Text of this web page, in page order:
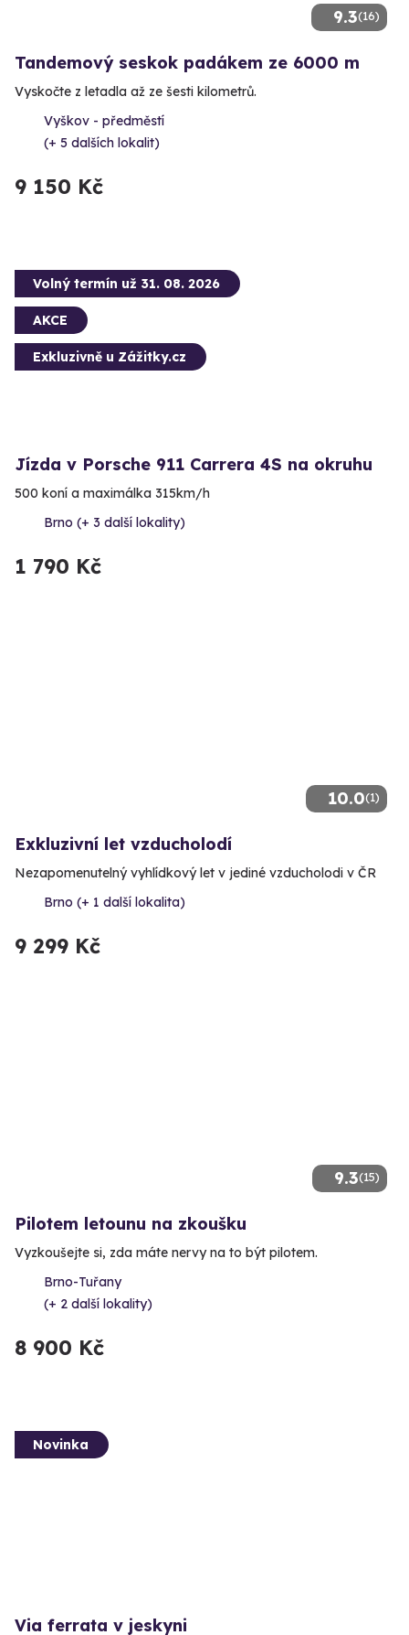
9.3(16)
Tandemový seskok padákem ze 6000 m
Vyskočte z letadla až ze šesti kilometrů.
Vyškov - předměstí
(+ 5 dalších lokalit)
9 150 Kč
Volný termín už 31. 08. 2026
AKCE
Exkluzivně u Zážitky.cz
Jízda v Porsche 911 Carrera 4S na okruhu
500 koní a maximálka 315km/h
Brno (+ 3 další lokality)
1 790 Kč
10.0(1)
Exkluzivní let vzducholodí
Nezapomenutelný vyhlídkový let v jediné vzducholodi v ČR
Brno (+ 1 další lokalita)
9 299 Kč
9.3(15)
Pilotem letounu na zkoušku
Vyzkoušejte si, zda máte nervy na to být pilotem.
Brno-Tuřany
(+ 2 další lokality)
8 900 Kč
Novinka
Via ferrata v jeskyni